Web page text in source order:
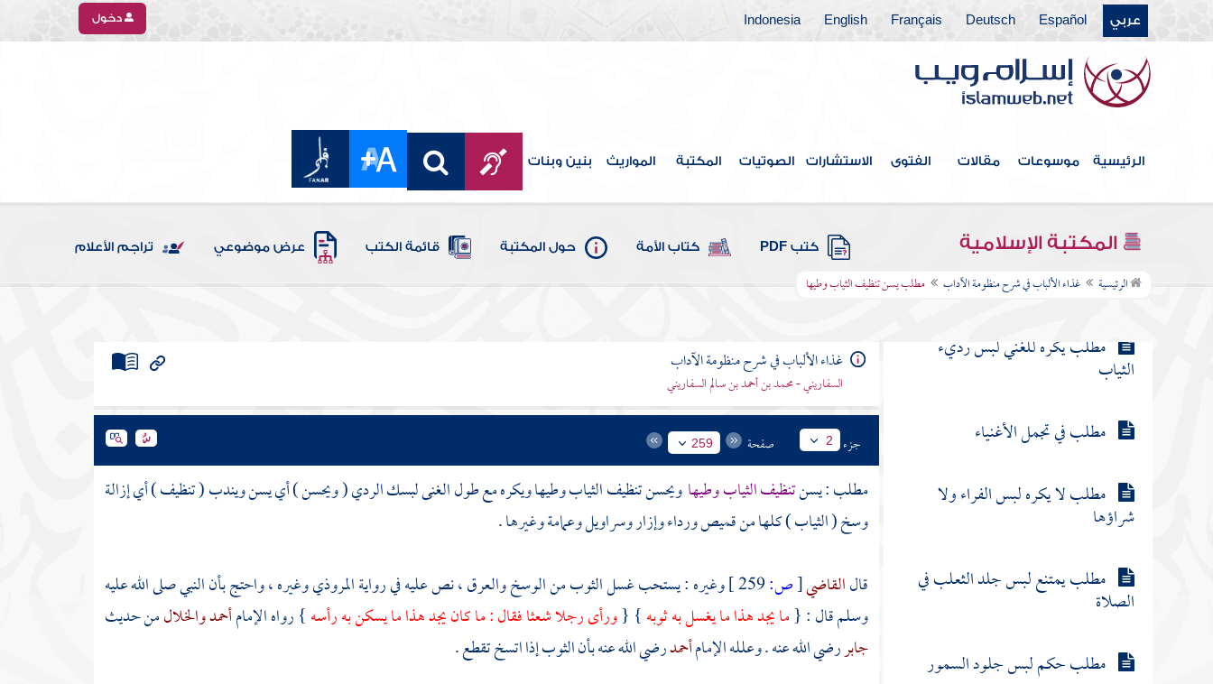
عربي Español
Deutsch
Français
English
Indonesia دخول
الرئيسية موسوعات مقالات الفتوى الاستشارات الصوتيات المكتبة المواريث بنين وبنات
المكتبة الإسلامية كتب PDF كتاب الأمة حول المكتبة قائمة الكتب عرض موضوعي تراجم الأعلام
الرئيسية غذاء الألباب في شرح منظومة الآداب مطلب يسن تنظيف الثياب وطيها
مطلب في بيان مكان إرسال العذبة
مطلب من استقبح تحنيك العمامة
مطلب الاقتعاط منهي عنه
مطلب يسن تنظيف الثياب وطيها
مطلب يكره للغني لبس رديء
الثياب
مطلب في تجمل الأغنياء
مطلب لا يكره لبس الفراء ولا
شراؤها
مطلب يمتنع لبس جلد الثعلب في
الصلاة
مطلب حكم لبس جلود السمور
غذاء الألباب في شرح منظومة الآداب
السفاريني - محمد بن أحمد بن سالم السفاريني
جزء 2 صفحة 259
مطلب : يسنتنظيف الثياب وطيهاويحسن تنظيف الثياب وطيها ويكره مع طول الغنى لبسك الردي ( ويحسن ) أي يسن ويندب ( تنظيف ) أي إزالة
وسخ ( الثياب ) كلها من قميص ورداء وإزار وسراويل وعمامة وغيرها .
قالالقاضي[ص:259 ] وغيره : يستحب غسل الثوب من الوسخ والعرق ، نص عليه في روايةالمروذيوغيره ، واحتج بأن النبي صلى الله عليه
وسلم قال : {ما يجد هذا ما يغسل به ثوبه} {ورأى رجلا شعثا فقال : ما كان يجد هذا ما يسكن به رأسه} رواه الإمامأحمدوالخلالمن حديث
جابررضي الله عنه . وعلله الإمامأحمدرضي الله عنه بأن الثوب إذا اتسخ تقطع .